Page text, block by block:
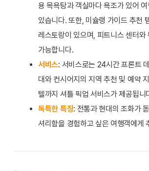
용 목욕탕과 객실마다 욕조가 있어
있습니다. 또한, 미슐랭 가이드 추천
레스토랑이 있으며, 피트니스 센터
가능합니다.
서비스: 서비스로는 24시간 프론트
대와 컨시어지의 지역 추천 및 예약
텔까지 셔틀 픽업 서비스가 제공됩니
독특한 특징: 전통과 현대의 조화가
셔리함을 경험하고 싶은 여행객에게